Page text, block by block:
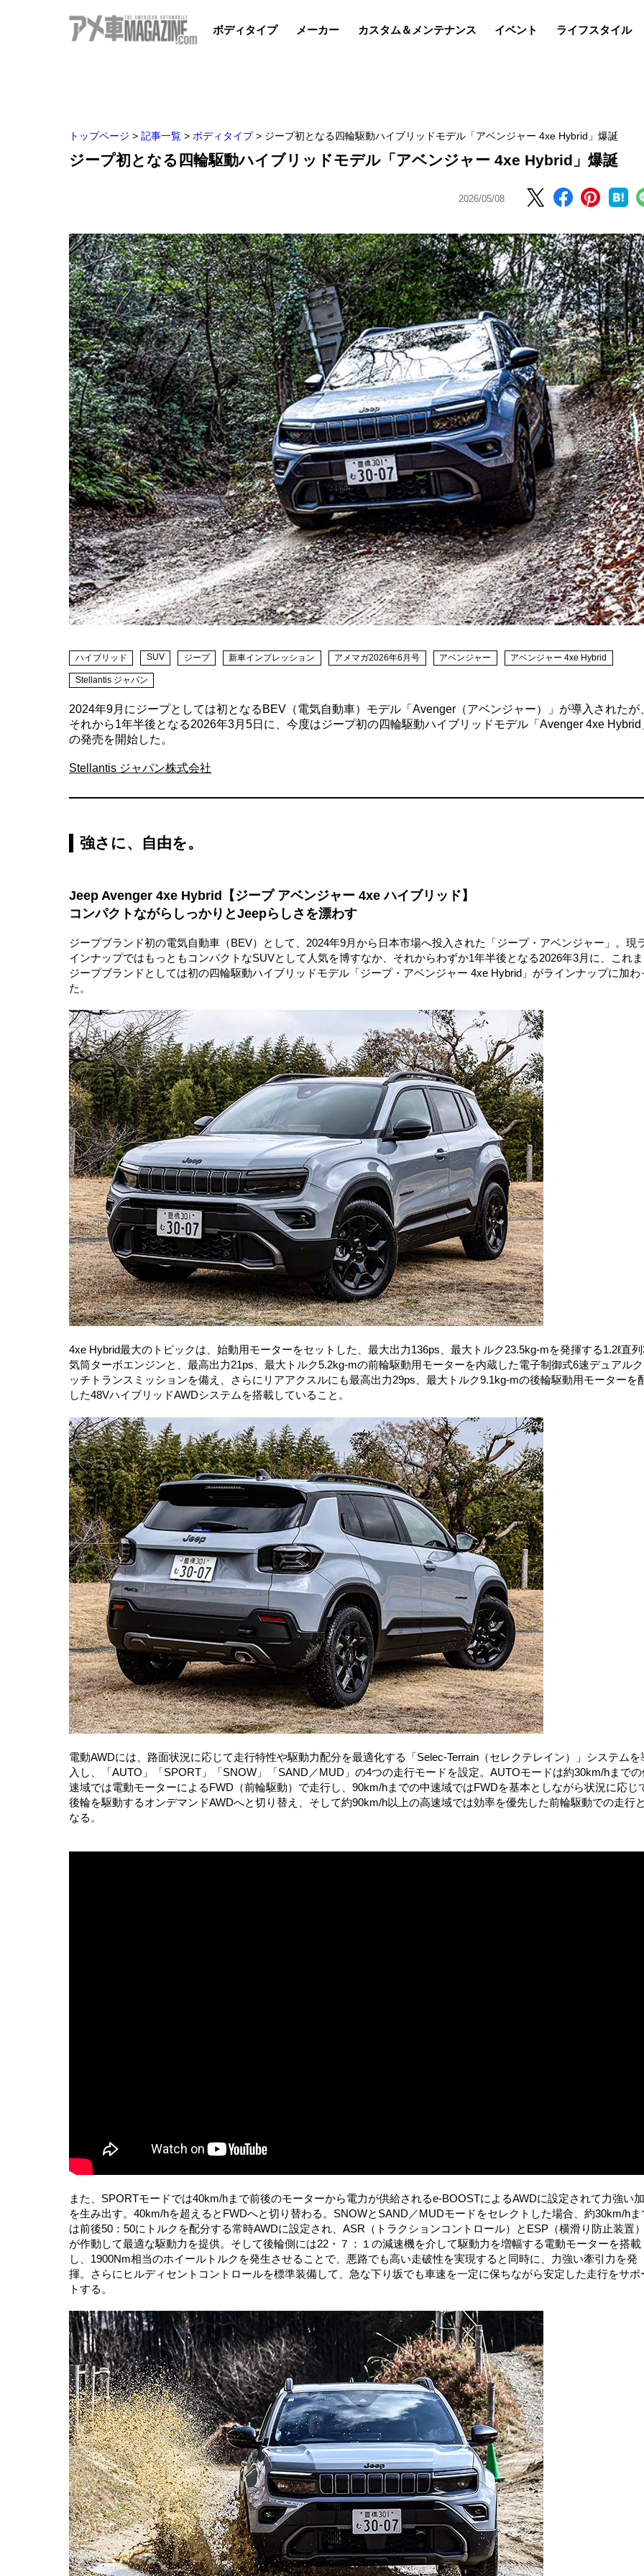
ボディタイプ メーカー カスタム＆メンテナンス イベント ライフスタイル
トップページ > 記事一覧 > ボディタイプ > ジープ初となる四輪駆動ハイブリッドモデル「アベンジャー 4xe Hybrid」爆誕
ジープ初となる四輪駆動ハイブリッドモデル「アベンジャー 4xe Hybrid」爆誕
2026/05/08
ハイブリッド SUV ジープ 新車インプレッション アメマガ2026年6月号 アベンジャー アベンジャー 4xe Hybrid
Stellantis ジャパン
2024年9月にジープとしては初となるBEV（電気自動車）モデル「Avenger（アベンジャー）」が導入されたが
それから1年半後となる2026年3月5日に、今度はジープ初の四輪駆動ハイブリッドモデル「Avenger 4xe Hybrid
の発売を開始した。
Stellantis ジャパン株式会社
強さに、自由を。
Jeep Avenger 4xe Hybrid【ジープ アベンジャー 4xe ハイブリッド】
コンパクトながらしっかりとJeepらしさを漂わす
ジープブランド初の電気自動車（BEV）として、2024年9月から日本市場へ投入された「ジープ・アベンジャー」。現
インナップではもっともコンパクトなSUVとして人気を博すなか、それからわずか1年半後となる2026年3月に、これ
ジープブランドとしては初の四輪駆動ハイブリッドモデル「ジープ・アベンジャー 4xe Hybrid」がラインナップに加わ
た。
4xe Hybrid最大のトピックは、始動用モーターをセットした、最大出力136ps、最大トルク23.5kg-mを発揮する1.2ℓ直
気筒ターボエンジンと、最高出力21ps、最大トルク5.2kg-mの前輪駆動用モーターを内蔵した電子制御式6速デュアル
ッチトランスミッションを備え、さらにリアアクスルにも最高出力29ps、最大トルク9.1kg-mの後輪駆動用モーターを
した48VハイブリッドAWDシステムを搭載していること。
電動AWDには、路面状況に応じて走行特性や駆動力配分を最適化する「Selec-Terrain（セレクテレイン）」システムを
入し、「AUTO」「SPORT」「SNOW」「SAND／MUD」の4つの走行モードを設定。AUTOモードは約30km/hまでの
速域では電動モーターによるFWD（前輪駆動）で走行し、90km/hまでの中速域ではFWDを基本としながら状況に応じ
後輪を駆動するオンデマンドAWDへと切り替え、そして約90km/h以上の高速域では効率を優先した前輪駆動での走行
なる。
また、SPORTモードでは40km/hまで前後のモーターから電力が供給されるe-BOOSTによるAWDに設定されて力強い
を生み出す。40km/hを超えるとFWDへと切り替わる。SNOWとSAND／MUDモードをセレクトした場合、約30km/hま
は前後50：50にトルクを配分する常時AWDに設定され、ASR（トラクションコントロール）とESP（横滑り防止装置
が作動して最適な駆動力を提供。そして後輪側には22・７：１の減速機を介して駆動力を増幅する電動モーターを搭載
し、1900Nm相当のホイールトルクを発生させることで、悪路でも高い走破性を実現すると同時に、力強い牽引力を発
揮。さらにヒルディセントコントロールを標準装備して、急な下り坂でも車速を一定に保ちながら安定した走行をサポ
トする。